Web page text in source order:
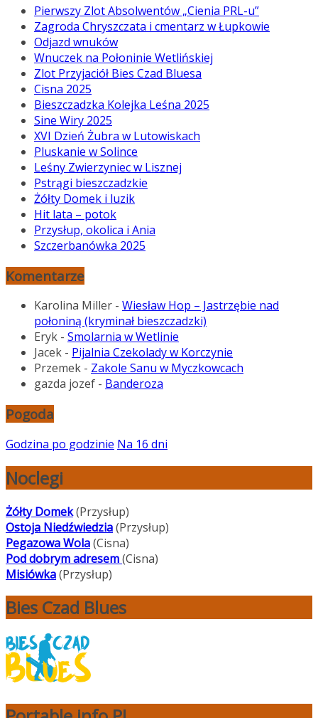
Pierwszy Zlot Absolwentów „Cienia PRL-u”
Zagroda Chryszczata i cmentarz w Łupkowie
Odjazd wnuków
Wnuczek na Połoninie Wetlińskiej
Zlot Przyjaciół Bies Czad Bluesa
Cisna 2025
Bieszczadzka Kolejka Leśna 2025
Sine Wiry 2025
XVI Dzień Żubra w Lutowiskach
Pluskanie w Solince
Leśny Zwierzyniec w Lisznej
Pstrągi bieszczadzkie
Żółty Domek i luzik
Hit lata – potok
Przysłup, okolica i Ania
Szczerbanówka 2025
Komentarze
Karolina Miller - Wiesław Hop – Jastrzębie nad
połoniną (kryminał bieszczadzki)
Eryk - Smolarnia w Wetlinie
Jacek - Pijalnia Czekolady w Korczynie
Przemek - Zakole Sanu w Myczkowcach
gazda jozef - Banderoza
Pogoda
Godzina po godzinie Na 16 dni
Noclegi
Żółty Domek(Przysłup)
Ostoja Niedźwiedzia(Przysłup)
Pegazowa Wola(Cisna)
Pod dobrym adresem(Cisna)
Misiówka(Przysłup)
Bies Czad Blues